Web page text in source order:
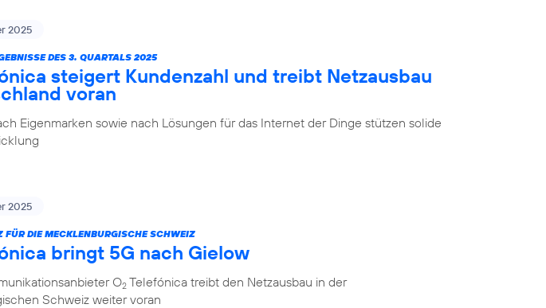
2025
DES 3. QUARTALS 2025
steigert Kundenzahl und treibt Netzausbau
voran
Eigenmarken sowie nach Lösungen für das Internet der Dinge stützen solide
2025
FÜR DIE MECKLENBURGISCHE SCHWEIZ
bringt 5G nach Gielow
O2 Telefónica treibt den Netzausbau in der
Schweiz weiter voran